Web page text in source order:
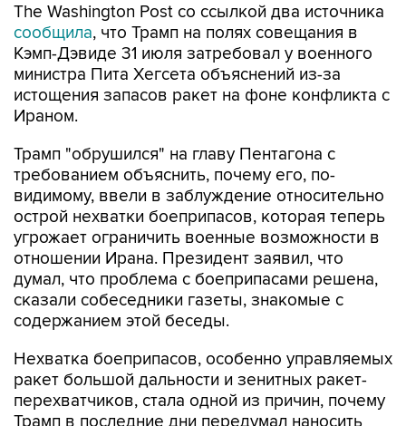
The Washington Post со ссылкой два источника
сообщила, что Трамп на полях совещания в
Кэмп-Дэвиде 31 июля затребовал у военного
министра Пита Хегсета объяснений из-за
истощения запасов ракет на фоне конфликта с
Ираном.
Трамп "обрушился" на главу Пентагона с
требованием объяснить, почему его, по-
видимому, ввели в заблуждение относительно
острой нехватки боеприпасов, которая теперь
угрожает ограничить военные возможности в
отношении Ирана. Президент заявил, что
думал, что проблема с боеприпасами решена,
сказали собеседники газеты, знакомые с
содержанием этой беседы.
Нехватка боеприпасов, особенно управляемых
ракет большой дальности и зенитных ракет-
перехватчиков, стала одной из причин, почему